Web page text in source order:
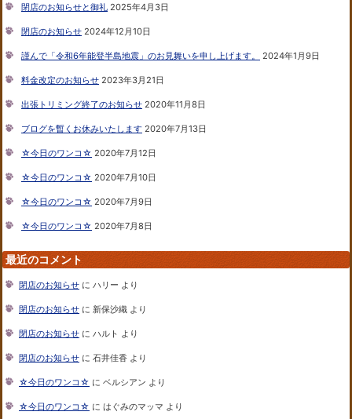
閉店のお知らせと御礼 2025年4月3日
閉店のお知らせ 2024年12月10日
謹んで「令和6年能登半島地震」のお見舞いを申し上げます。 2024年1月9日
料金改定のお知らせ 2023年3月21日
出張トリミング終了のお知らせ 2020年11月8日
ブログを暫くお休みいたします 2020年7月13日
☆今日のワンコ☆ 2020年7月12日
☆今日のワンコ☆ 2020年7月10日
☆今日のワンコ☆ 2020年7月9日
☆今日のワンコ☆ 2020年7月8日
最近のコメント
閉店のお知らせ に ハリー より
閉店のお知らせ に 新保沙織 より
閉店のお知らせ に ハルト より
閉店のお知らせ に 石井佳香 より
☆今日のワンコ☆ に ベルシアン より
☆今日のワンコ☆ に はぐみのマッマ より